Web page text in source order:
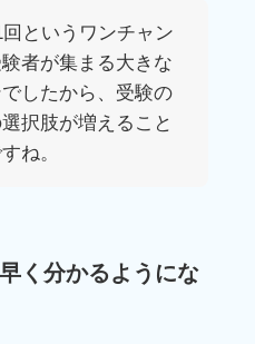
というワンチャン
者が集まる大きな
したから、受験の
択肢が増えること
ね。
く分かるようにな